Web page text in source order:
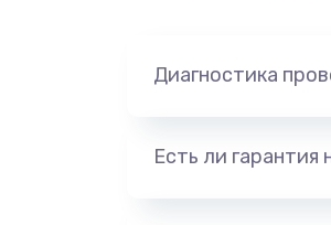
Диагностика
Есть ли